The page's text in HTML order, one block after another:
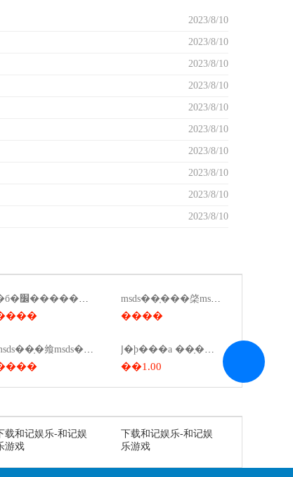
2023/8/10
2023/8/10
2023/8/10
2023/8/10
2023/8/10
2023/8/10
2023/8/10
2023/8/10
2023/8/10
2023/8/10
ִ�б�׼�������� msds��֤���棨msds���棩
����
msds��֤�飨msds��֤��ģ�壩 Ϳ�ϸ���a ��֤��ǩ��ô��
��1.00
载和记娱乐-和记娱
游戏
下载和记娱乐-和记娱
乐游戏